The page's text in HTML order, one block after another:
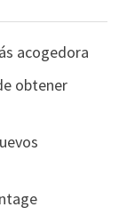
acogedora
obtener